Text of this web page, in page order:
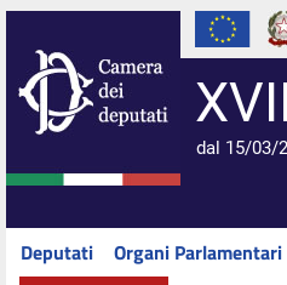
dal 15/03/
Deputati Organi Parlamentari